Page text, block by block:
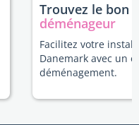
Trouvez le bon
déménageur
Facilitez votre
Danemark avec un
déménagement.